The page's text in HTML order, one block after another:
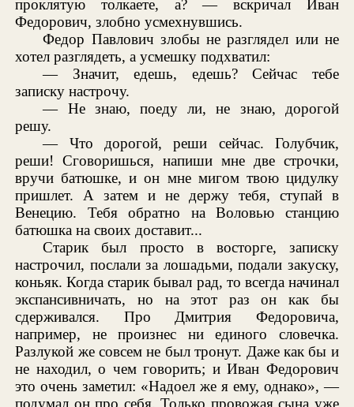
проклятую толкаете, а? — вскричал Иван
Федорович, злобно усмехнувшись.
Федор Павлович злобы не разглядел или не
хотел разглядеть, а усмешку подхватил:
— Значит, едешь, едешь? Сейчас тебе
записку настрочу.
— Не знаю, поеду ли, не знаю, дорогой
решу.
— Что дорогой, реши сейчас. Голубчик,
реши! Сговоришься, напиши мне две строчки,
вручи батюшке, и он мне мигом твою цидулку
пришлет. А затем и не держу тебя, ступай в
Венецию. Тебя обратно на Воловью станцию
батюшка на своих доставит...
Старик был просто в восторге, записку
настрочил, послали за лошадьми, подали закуску,
коньяк. Когда старик бывал рад, то всегда начинал
экспансивничать, но на этот раз он как бы
сдерживался. Про Дмитрия Федоровича,
например, не произнес ни единого словечка.
Разлукой же совсем не был тронут. Даже как бы и
не находил, о чем говорить; и Иван Федорович
это очень заметил: «Надоел же я ему, однако», —
подумал он про себя. Только провожая сына уже